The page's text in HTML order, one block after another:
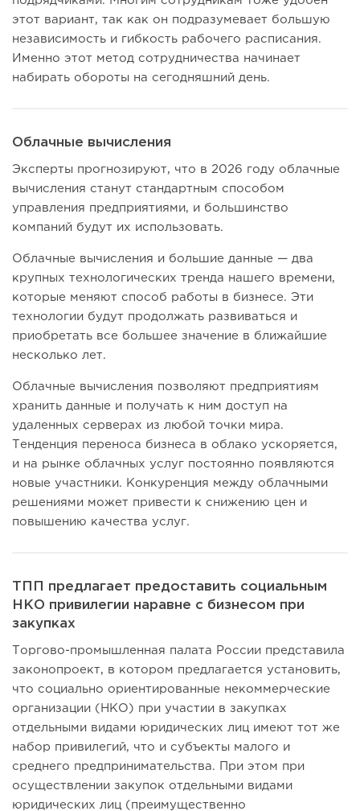
этот вариант, так как он подразумевает большую
независимость и гибкость рабочего расписания.
Именно этот метод сотрудничества начинает
набирать обороты на сегодняшний день.
Облачные вычисления
Эксперты прогнозируют, что в 2026 году облачные
вычисления станут стандартным способом
управления предприятиями, и большинство
компаний будут их использовать.
Облачные вычисления и большие данные — два
крупных технологических тренда нашего времени,
которые меняют способ работы в бизнесе. Эти
технологии будут продолжать развиваться и
приобретать все большее значение в ближайшие
несколько лет.
Облачные вычисления позволяют предприятиям
хранить данные и получать к ним доступ на
удаленных серверах из любой точки мира.
Тенденция переноса бизнеса в облако ускоряется,
и на рынке облачных услуг постоянно появляются
новые участники. Конкуренция между облачными
решениями может привести к снижению цен и
повышению качества услуг.
ТПП предлагает предоставить социальным
НКО привилегии наравне с бизнесом при
закупках
Торгово-промышленная палата России представила
законопроект, в котором предлагается установить,
что социально ориентированные некоммерческие
организации (НКО) при участии в закупках
отдельными видами юридических лиц имеют тот же
набор привилегий, что и субъекты малого и
среднего предпринимательства. При этом при
осуществлении закупок отдельными видами
юридических лиц (преимущественно